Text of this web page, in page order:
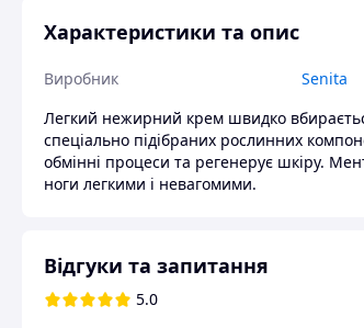
Характеристики та опис
Виробник
Senita
Легкий нежирний крем швидко
спеціально підібраних рослинних
обмінні процеси та регенерує шкіру.
ноги легкими і невагомими.
Відгуки та запитання
5.0